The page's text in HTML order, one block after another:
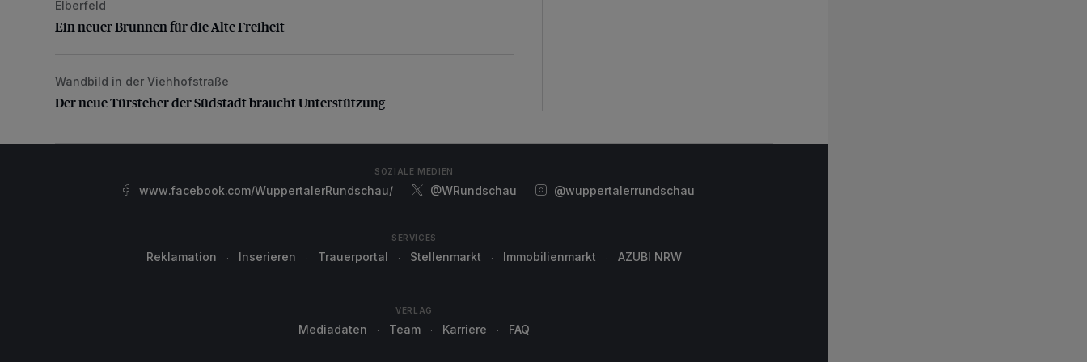
Ein neuer Brunnen für die Alte Freiheit
Elberfeld
Ein neuer Brunnen für die Alte Freiheit
Der neue Türsteher der Südstadt braucht Unterstützung
Wandbild in der Viehhofstraße
Der neue Türsteher der Südstadt braucht Unterstützung
SOZIALE MEDIEN
www.facebook.com/WuppertalerRundschau/ @WRundschau @wuppertalerrundschau
SERVICES
Reklamation Inserieren Trauerportal Stellenmarkt Immobilienmarkt AZUBI NRW
VERLAG
Mediadaten Team Karriere FAQ